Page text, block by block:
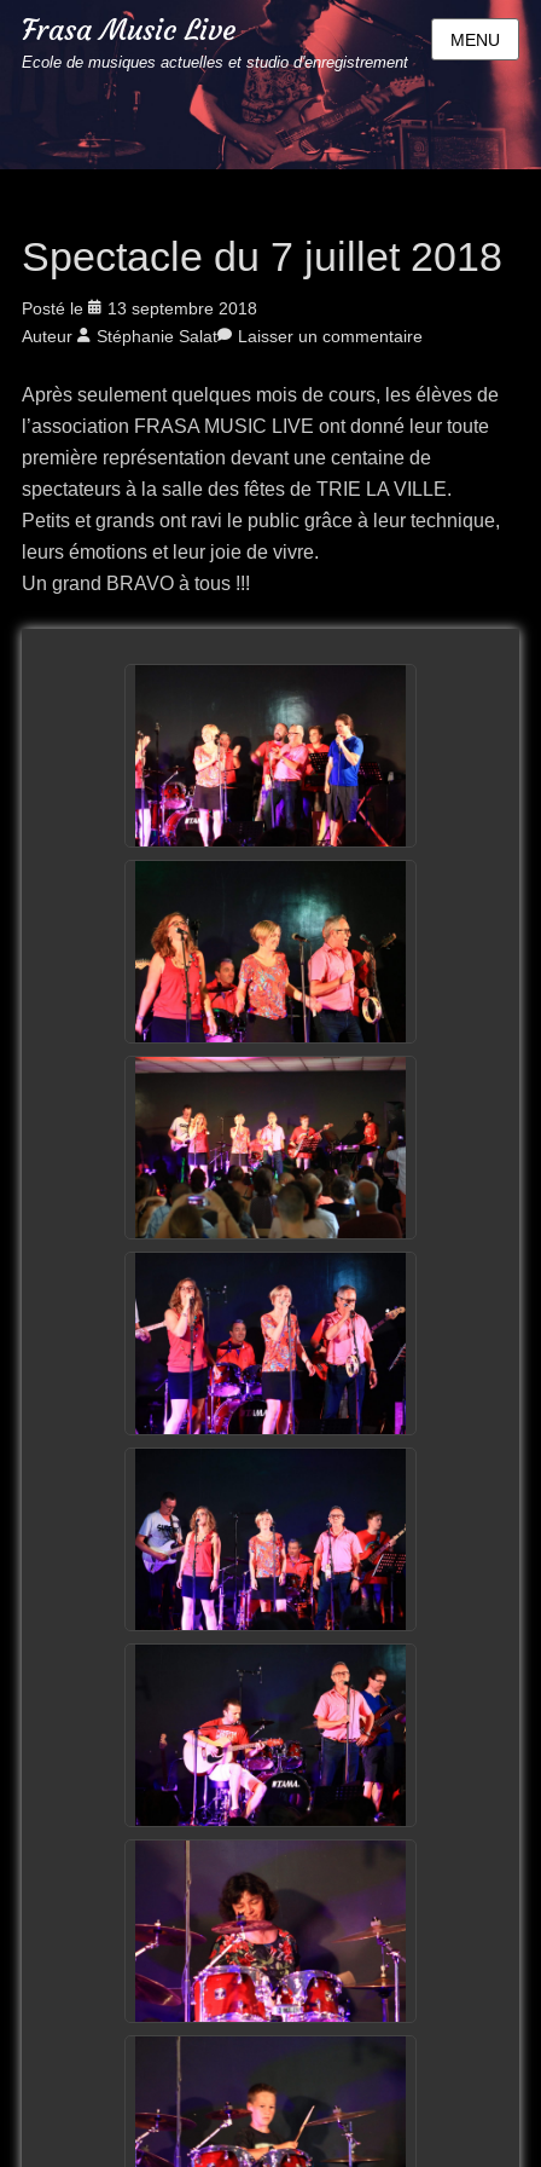
Frasa Music Live
Ecole de musiques actuelles et studio d'enregistrement
MENU
Spectacle du 7 juillet 2018
Posté le
13 septembre 2018
Auteur
Stéphanie Salat Laisser un commentaire
Après seulement quelques mois de cours, les élèves de
l’association FRASA MUSIC LIVE ont donné leur toute
première représentation devant une centaine de
spectateurs à la salle des fêtes de TRIE LA VILLE.
Petits et grands ont ravi le public grâce à leur technique,
leurs émotions et leur joie de vivre.
Un grand BRAVO à tous !!!